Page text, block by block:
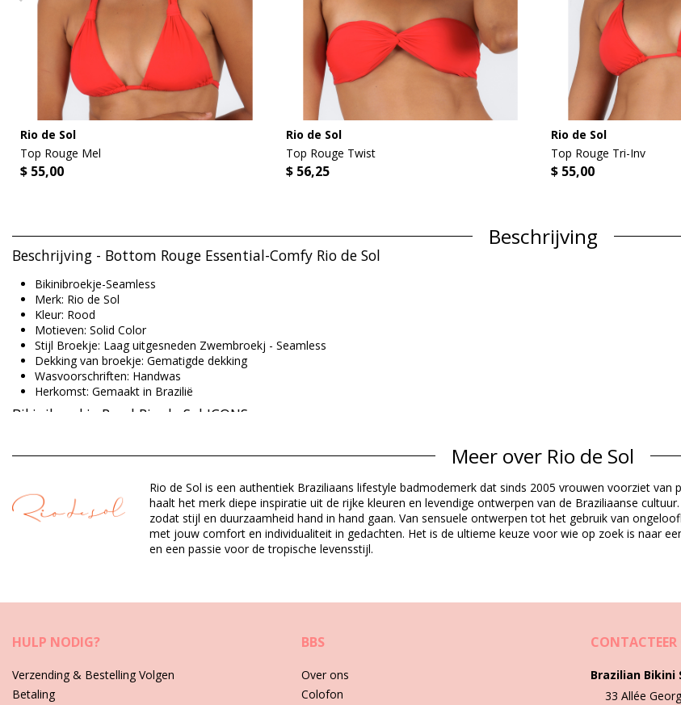
Rio de Sol
Top Rouge Mel
$ 55,00
Rio de Sol
Top Rouge Twist
$ 56,25
Rio de Sol
Top Rouge Tri-Inv
$ 55,00
Beschrijving
Beschrijving - Bottom Rouge Essential-Comfy Rio de Sol
Bikinibroekje-Seamless
Merk: Rio de Sol
Kleur: Rood
Motieven: Solid Color
Stijl Broekje: Laag uitgesneden Zwembroekj - Seamless
Dekking van broekje: Gematigde dekking
Wasvoorschriften: Handwas
Herkomst: Gemaakt in Brazilië
Bikinibroekje Rood Rio de Sol ICONS
Materiaal buitenlaag: 84% Biodegradable Nylon (AMNI SOUL ECO), 16% Spandex (LYCRA) - OEKO-TEX - Chlorine Resistant
Voering: 84% Biodegradable Nylon (AMNI SOUL ECO), 16% Spandex (LYCRA) - OEKO-TEX - Chlorine Resistant
UV-bescherming: UPF 50+
Productgegevens
Afdeling: Dames, Bikinibroekje
Verpakking omvat: 1 x Bikinibroekje (Andere accessoires niet inbegrepen)
EAN: XS (7899810225801), S (7899810225818), M (7899810225825), L (7899810225832), XL (7899810225849)
Geretoucheerde foto's
Onderhoudsvoorschriften voor: Rio de Sol Bottom Rouge Essential-Comfy
Meer over Rio de Sol
Rio de Sol is een authentiek Braziliaans lifestyle badmodemerk dat sinds 2005 vrouwen voorziet
haalt het merk diepe inspiratie uit de rijke kleuren en levendige ontwerpen van de Braziliaanse
zodat stijl en duurzaamheid hand in hand gaan. Van sensuele ontwerpen tot het gebruik van
met jouw comfort en individualiteit in gedachten. Het is de ultieme keuze voor wie op zoek is naar
en een passie voor de tropische levensstijl.
HULP NODIG?
Verzending & Bestelling Volgen
Betaling
BBS
Over ons
Colofon
Brazilian Bikini
33 Allée